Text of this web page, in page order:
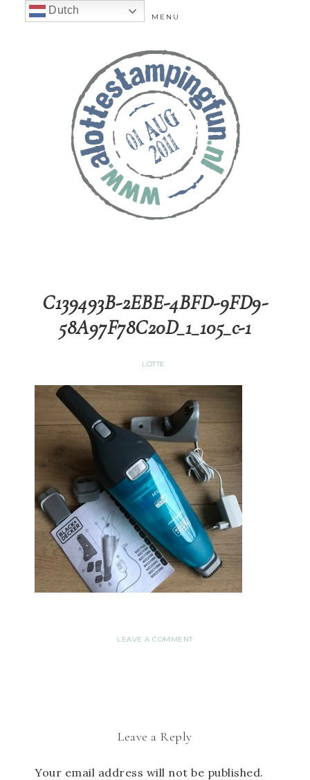
MENU
C139493B-2EBE-4BFD-9FD9-
58A97F78C20D_1_105_c-1
LOTTE
LEAVE A COMMENT
Leave a Reply
Your email address will not be published.
Dutch